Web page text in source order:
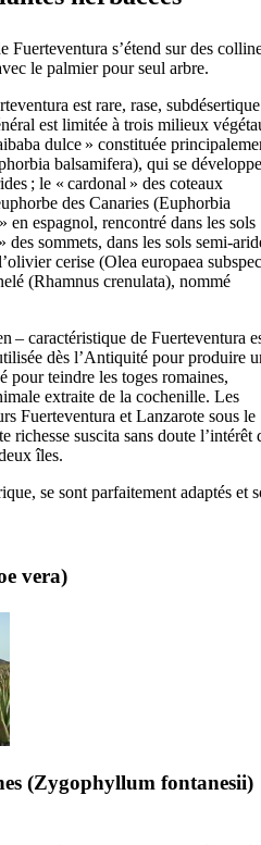
Fuerteventura s’étend sur des
le palmier pour seul arbre.
est rare, rase,
est limitée à trois milieux
dulce » constituée
balsamifera), qui se développe
; le « cardonal » des coteaux
des Canaries (Euphorbia
» en espagnol, rencontré dans les sols
» des sommets, dans les sols semi-
cerise (Olea europaea
(Rhamnus crenulata), nommé
– caractéristique de Fuerteventura
dès l’Antiquité pour produire
pour teindre les toges romaines,
extraite de la cochenille. Les
Fuerteventura et Lanzarote sous le
richesse suscita sans doute l’intérêt
îles.
se sont parfaitement adaptés et
vera)
(Zygophyllum fontanesii)